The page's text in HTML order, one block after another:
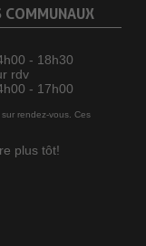
COMMUNAUX
- 18h30
rdv
- 17h00
rendez-vous. Ces
plus tôt!